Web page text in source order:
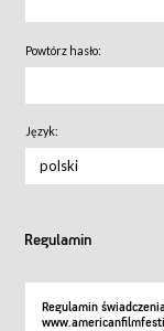
Powtórz hasło:
Język:
polski
Regulamin
Regulamin